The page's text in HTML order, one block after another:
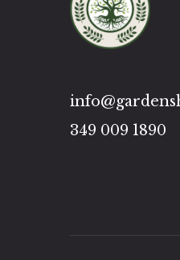
349 009 1890